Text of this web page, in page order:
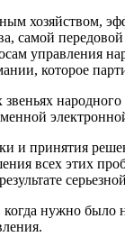
хозяйством,
самой
которое
и принятия
всех
нужно